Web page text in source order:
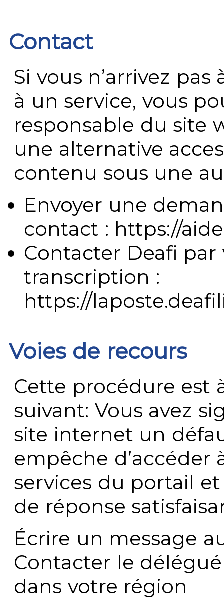
Contact
Si vous n’arrivez
à un service, vous
responsable du site
une alternative
contenu sous une
Envoyer une
contact : https://
Contacter Deafi
transcription :
https://
Voies de recours
Cette procédure est
suivant: Vous avez
site internet un
empêche
services du portail
de réponse
Écrire un message
Contacter le
dans votre région